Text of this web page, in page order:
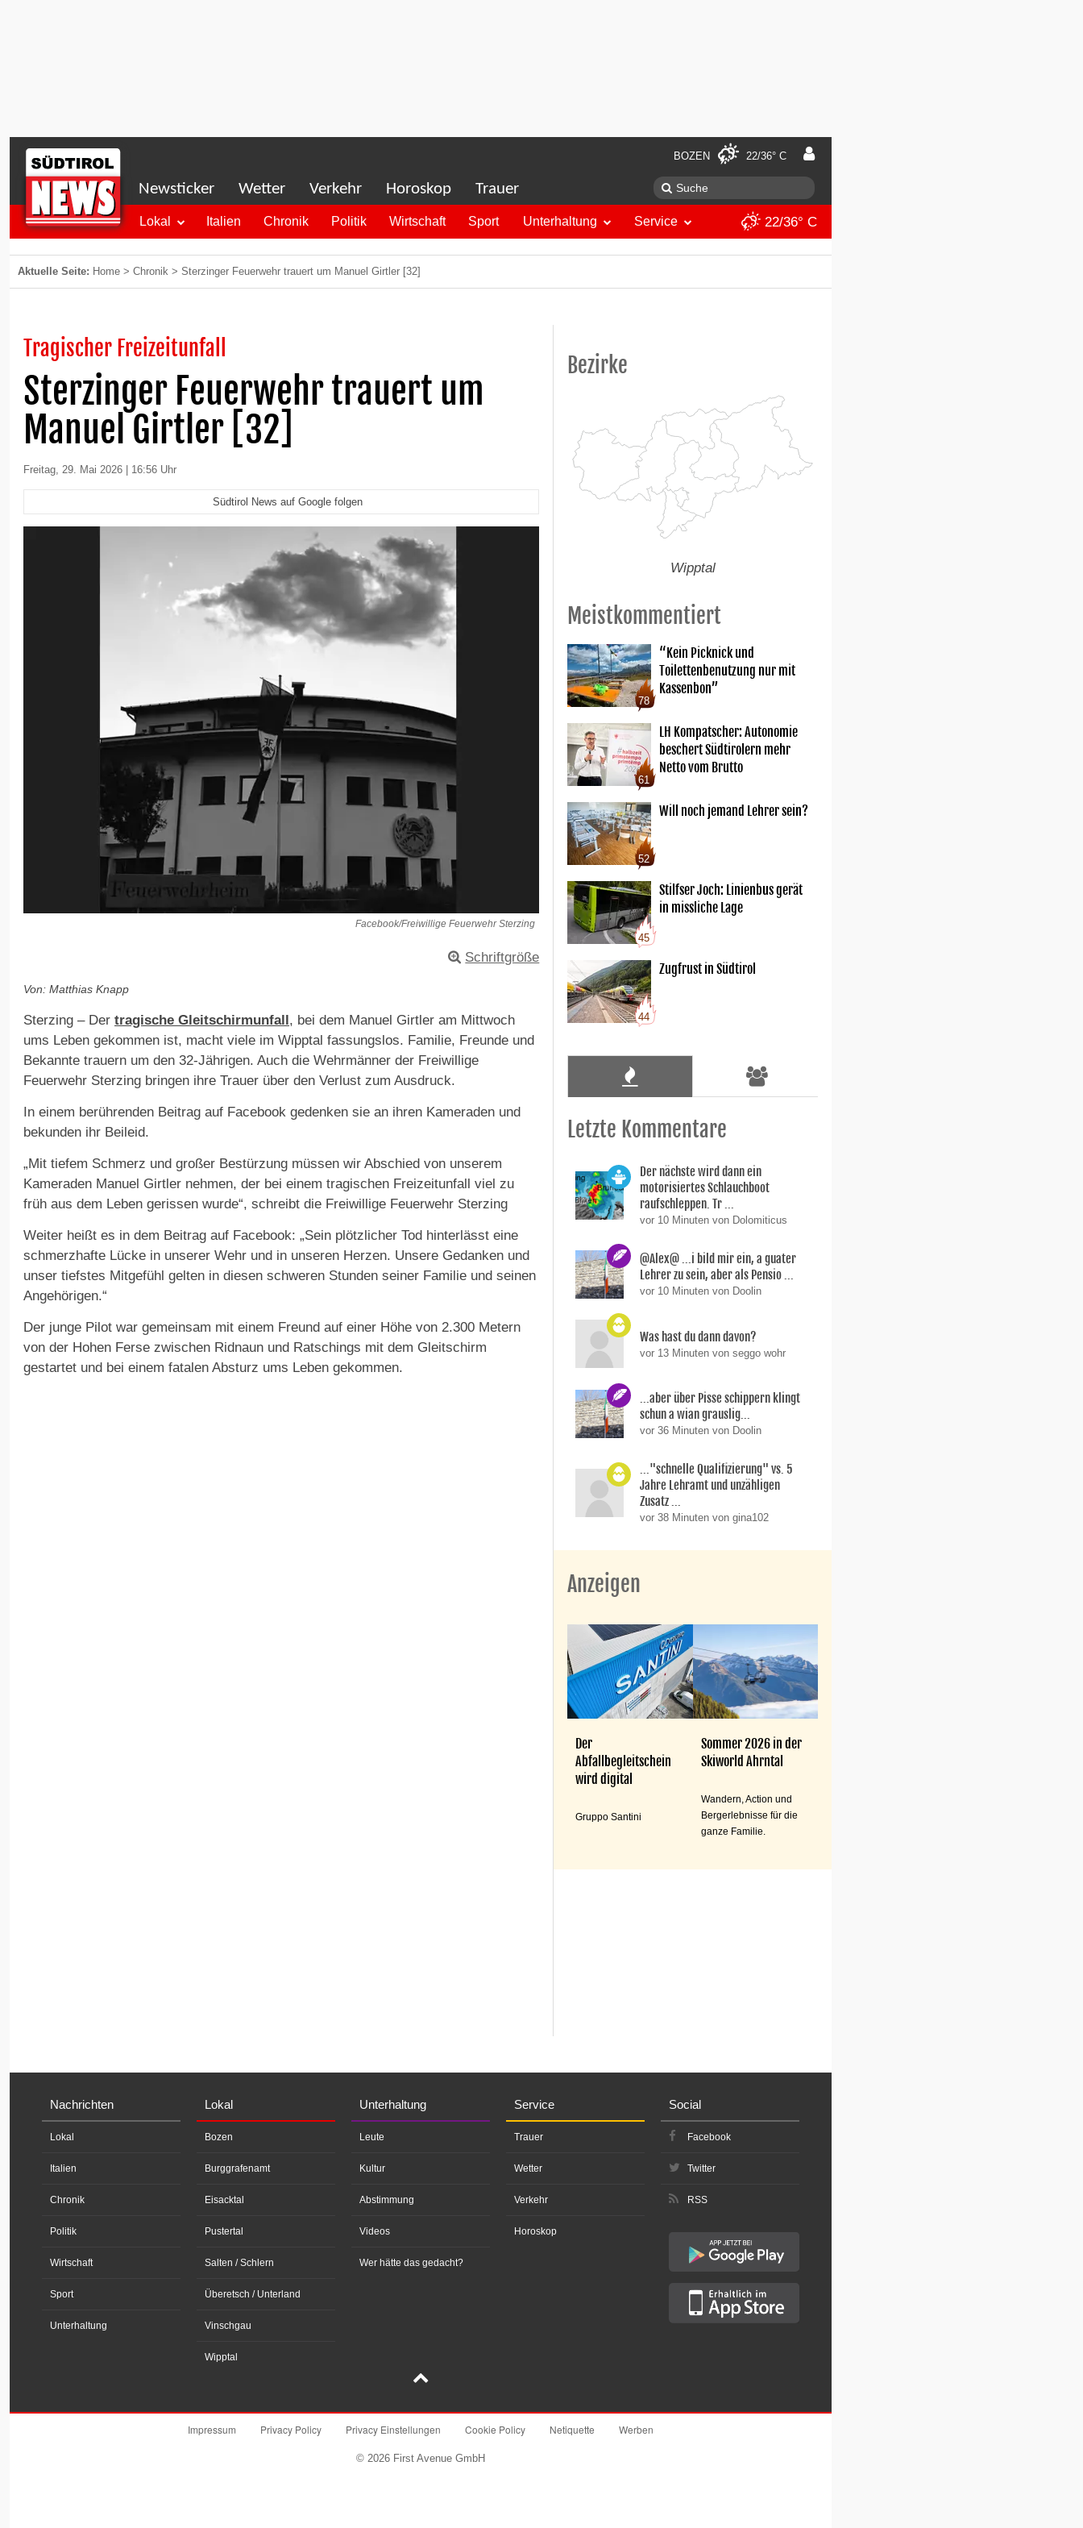
BOZEN 22/36° C
Newsticker Wetter Verkehr Horoskop Trauer
Lokal Italien Chronik Politik Wirtschaft Sport Unterhaltung Service 22/36° C
Aktuelle Seite: Home > Chronik > Sterzinger Feuerwehr trauert um Manuel Girtler [32]
Tragischer Freizeitunfall
Sterzinger Feuerwehr trauert um
Manuel Girtler [32]
Freitag, 29. Mai 2026 | 16:56 Uhr
Südtirol News auf Google folgen
Facebook/Freiwillige Feuerwehr Sterzing
Schriftgröße
Von: Matthias Knapp
Sterzing – Der tragische Gleitschirmunfall , bei dem Manuel Girtler am Mittwoch
ums Leben gekommen ist, macht viele im Wipptal fassungslos. Familie, Freunde und
Bekannte trauern um den 32-Jährigen. Auch die Wehrmänner der Freiwillige
Feuerwehr Sterzing bringen ihre Trauer über den Verlust zum Ausdruck.
In einem berührenden Beitrag auf Facebook gedenken sie an ihren Kameraden und
bekunden ihr Beileid.
„Mit tiefem Schmerz und großer Bestürzung müssen wir Abschied von unserem
Kameraden Manuel Girtler nehmen, der bei einem tragischen Freizeitunfall viel zu
früh aus dem Leben gerissen wurde“, schreibt die Freiwillige Feuerwehr Sterzing
Weiter heißt es in dem Beitrag auf Facebook: „Sein plötzlicher Tod hinterlässt eine
schmerzhafte Lücke in unserer Wehr und in unseren Herzen. Unsere Gedanken und
unser tiefstes Mitgefühl gelten in diesen schweren Stunden seiner Familie und seinen
Angehörigen.“
Der junge Pilot war gemeinsam mit einem Freund auf einer Höhe von 2.300 Metern
von der Hohen Ferse zwischen Ridnaun und Ratschings mit dem Gleitschirm
gestartet und bei einem fatalen Absturz ums Leben gekommen.
Bezirke
Wipptal
Meistkommentiert
78
“Kein Picknick und
Toilettenbenutzung nur mit
Kassenbon”
61
LH Kompatscher: Autonomie
beschert Südtirolern mehr
Netto vom Brutto
52
Will noch jemand Lehrer sein?
45
Stilfser Joch: Linienbus gerät
in missliche Lage
44
Zugfrust in Südtirol
Letzte Kommentare
Der nächste wird dann ein
motorisiertes Schlauchboot
raufschleppen. Tr ...
vor 10 Minuten von Dolomiticus
@Alex@ ...i bild mir ein, a guater
Lehrer zu sein, aber als Pensio ...
vor 10 Minuten von Doolin
Was hast du dann davon?
vor 13 Minuten von seggo wohr
...aber über Pisse schippern klingt
schun a wian grauslig...
vor 36 Minuten von Doolin
..."schnelle Qualifizierung" vs. 5
Jahre Lehramt und unzähligen
Zusatz ...
vor 38 Minuten von gina102
Anzeigen
Der
Abfallbegleitschein
wird digital
Gruppo Santini
Sommer 2026 in der
Skiworld Ahrntal
Wandern, Action und
Bergerlebnisse für die
ganze Familie.
Nachrichten
Lokal
Italien
Chronik
Politik
Wirtschaft
Sport
Unterhaltung
Lokal
Bozen
Burggrafenamt
Eisacktal
Pustertal
Salten / Schlern
Überetsch / Unterland
Vinschgau
Wipptal
Unterhaltung
Leute
Kultur
Abstimmung
Videos
Wer hätte das gedacht?
Service
Trauer
Wetter
Verkehr
Horoskop
Social
Facebook
Twitter
RSS
Impressum Privacy Policy Privacy Einstellungen Cookie Policy Netiquette Werben
© 2026 First Avenue GmbH